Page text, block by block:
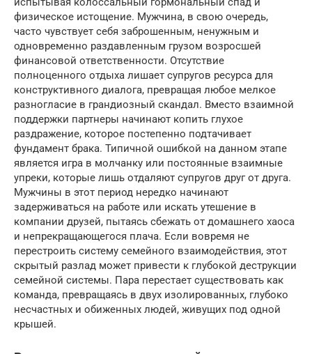
физическое истощение. Мужчина, в свою очередь,
часто чувствует себя заброшенным, ненужным и
одновременно раздавленным грузом возросшей
финансовой ответственности. Отсутствие
полноценного отдыха лишает супругов ресурса для
конструктивного диалога, превращая любое мелкое
разногласие в грандиозный скандал. Вместо взаимной
поддержки партнеры начинают копить глухое
раздражение, которое постепенно подтачивает
фундамент брака. Типичной ошибкой на данном этапе
является игра в молчанку или постоянные взаимные
упреки, которые лишь отдаляют супругов друг от друга.
Мужчины в этот период нередко начинают
задерживаться на работе или искать утешение в
компании друзей, пытаясь сбежать от домашнего хаоса
и непрекращающегося плача. Если вовремя не
перестроить систему семейного взаимодействия, этот
скрытый разлад может привести к глубокой деструкции
семейной системы. Пара перестает существовать как
команда, превращаясь в двух изолированных, глубоко
несчастных и обиженных людей, живущих под одной
крышей.